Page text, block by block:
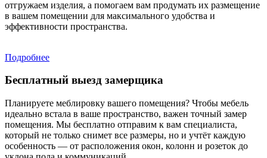
отгружаем изделия, а помогаем вам продумать их размещение
в вашем помещении для максимального удобства и
эффективности пространства.
Подробнее
Бесплатный выезд замерщика
Планируете меблировку вашего помещения? Чтобы мебель
идеально встала в ваше пространство, важен точный замер
помещения. Мы бесплатно отправим к вам специалиста,
который не только снимет все размеры, но и учтёт каждую
особенность — от расположения окон, колонн и розеток до